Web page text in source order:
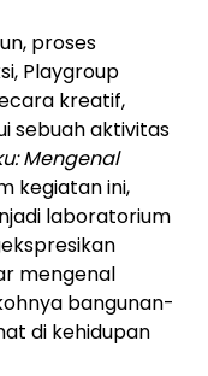
proses
Playgroup
kreatif,
sebuah aktivitas
Mengenal
kegiatan ini,
laboratorium
mengenal
bangunan-
di kehidupan